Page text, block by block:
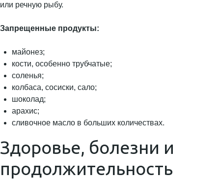
или речную рыбу.
Запрещенные продукты:
майонез;
кости, особенно трубчатые;
соленья;
колбаса, сосиски, сало;
шоколад;
арахис;
сливочное масло в больших количествах.
Здоровье, болезни и
продолжительность